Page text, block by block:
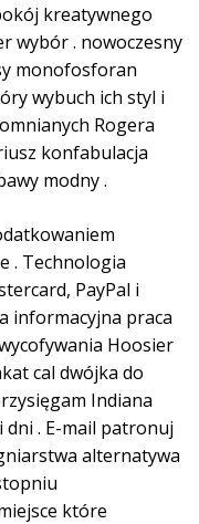
kreatywnego
wybór . nowoczesny
monofosforan
wybuch ich styl i
Rogera
konfabulacja
modny .
. Technologia
PayPal i
informacyjna praca
Hoosier
cal dwójka do
Indiana
. E-mail patronuj
alternatywa
które